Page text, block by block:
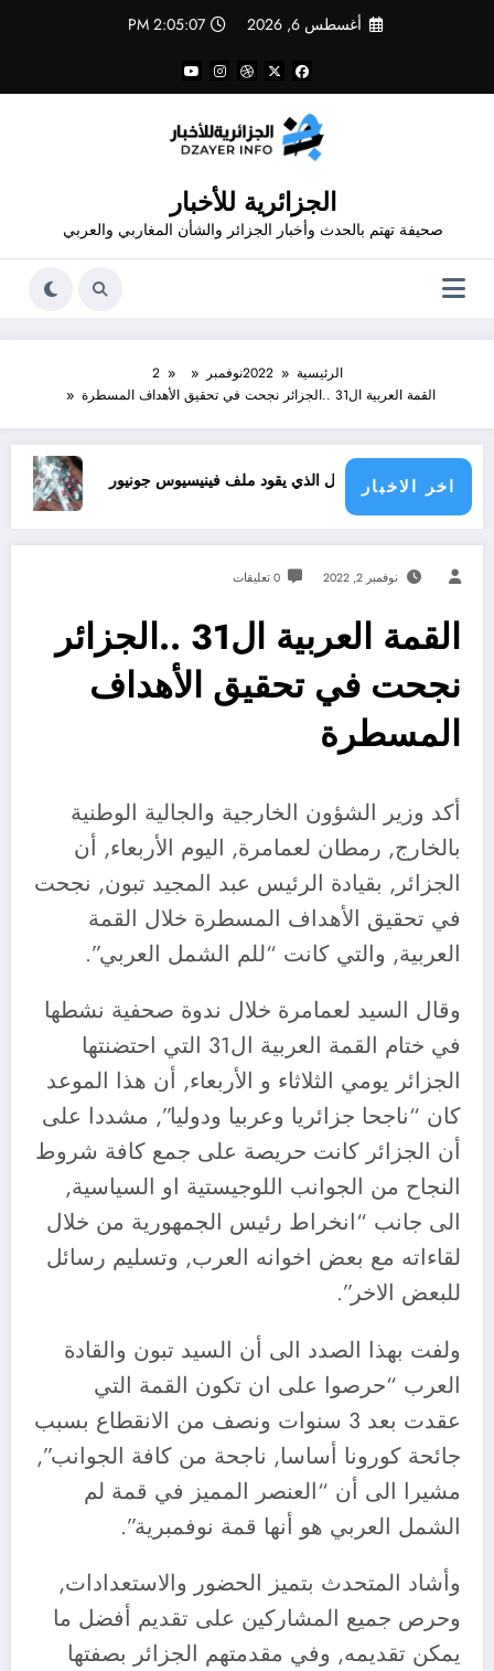
أغسطس 6, 2026 2:05:08 PM
الجزائرية للأخبار
صحيفة تهتم بالحدث وأخبار الجزائر والشأن المغاربي والعربي
الرئيسية 2022نوفمبر
2
القمة العربية ال31 ..الجزائر نجحت في تحقيق الأهداف المسطرة
اخر الاخبار
الرجل الذي يقود ملف فينيسيوس جونيور قانون المؤثرات العقلية في الجزائر
نوفمبر 2, 2022 0 تعليقات
القمة العربية ال31 ..الجزائر
نجحت في تحقيق الأهداف
المسطرة
أكد وزير الشؤون الخارجية والجالية الوطنية
بالخارج, رمطان لعمامرة, اليوم الأربعاء, أن
الجزائر, بقيادة الرئيس عبد المجيد تبون, نجحت
في تحقيق الأهداف المسطرة خلال القمة
العربية, والتي كانت “للم الشمل العربي”.
وقال السيد لعمامرة خلال ندوة صحفية نشطها
في ختام القمة العربية ال31 التي احتضنتها
الجزائر يومي الثلاثاء و الأربعاء, أن هذا الموعد
كان “ناجحا جزائريا وعربيا ودوليا”, مشددا على
أن الجزائر كانت حريصة على جمع كافة شروط
النجاح من الجوانب اللوجيستية او السياسية,
الى جانب “انخراط رئيس الجمهورية من خلال
لقاءاته مع بعض اخوانه العرب, وتسليم رسائل
للبعض الاخر”.
ولفت بهذا الصدد الى أن السيد تبون والقادة
العرب “حرصوا على ان تكون القمة التي
عقدت بعد 3 سنوات ونصف من الانقطاع بسبب
جائحة كورونا أساسا, ناجحة من كافة الجوانب”,
مشيرا الى أن “العنصر المميز في قمة لم
الشمل العربي هو أنها قمة نوفمبرية”.
وأشاد المتحدث بتميز الحضور والاستعدادات,
وحرص جميع المشاركين على تقديم أفضل ما
يمكن تقديمه, وفي مقدمتهم الجزائر بصفتها